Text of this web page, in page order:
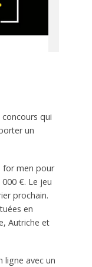
qui
un
for men pour
€. Le jeu
prochain.
en
Autriche et
ligne avec un